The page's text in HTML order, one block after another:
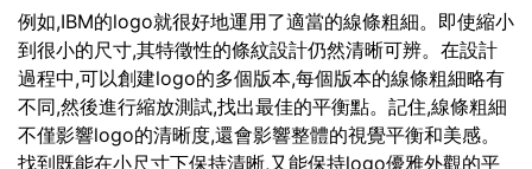
例如,IBM的logo就很好地運用了適當的線條粗細。即使縮小
到很小的尺寸,其特徵性的條紋設計仍然清晰可辨。在設計
過程中,可以創建logo的多個版本,每個版本的線條粗細略有
不同,然後進行縮放測試,找出最佳的平衡點。記住,線條粗細
不僅影響logo的清晰度,還會影響整體的視覺平衡和美感。
找到既能在小尺寸下保持清晰,又能保持logo優雅外觀的平